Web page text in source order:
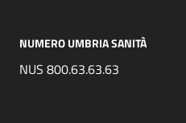
NUMERO UMBRIA SANITÀ
NUS 800.63.63.63